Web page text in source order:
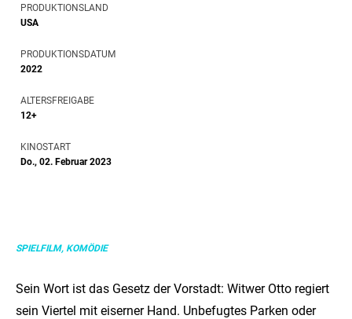
PRODUKTIONSLAND
USA
PRODUKTIONSDATUM
2022
ALTERSFREIGABE
12+
KINOSTART
Do., 02. Februar 2023
SPIELFILM, KOMÖDIE
Sein Wort ist das Gesetz der Vorstadt: Witwer Otto regiert
sein Viertel mit eiserner Hand. Unbefugtes Parken oder